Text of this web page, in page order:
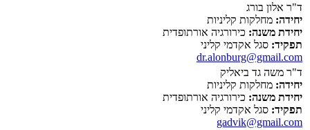
ד"ר אלון בורג
יחידה: מחלקות קליניות
יחידת משנה: כירורגיה אורתופדית
תפקיד: סגל אקדמי קליני
dr.alonburg@gmail.com
ד"ר משה גד ביאליק
יחידה: מחלקות קליניות
יחידת משנה: כירורגיה אורתופדית
תפקיד: סגל אקדמי קליני
gadvik@gmail.com